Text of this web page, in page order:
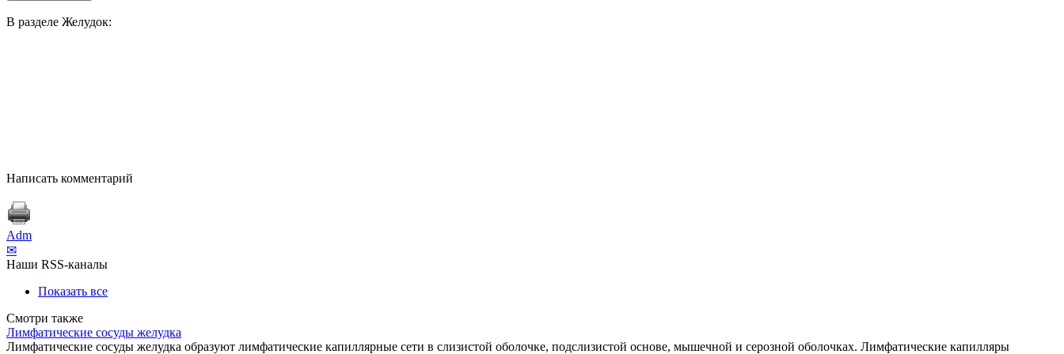
В разделе Желудок:
Написать комментарий
Adm
✉
Наши RSS-каналы
Показать все
Смотри также
Лимфатические сосуды желудка
Лимфатические сосуды желудка образуют лимфатические капиллярные сети в слизистой оболочке, подслизистой основе, мышечной и серозной оболочках. Лимфатические капилляры